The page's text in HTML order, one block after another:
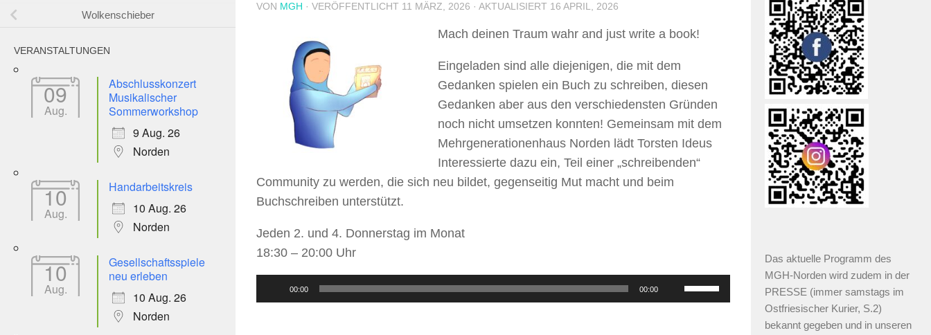
VON MGH · VERÖFFENTLICHT 11 MÄRZ, 2026 · AKTUALISIERT 16 APRIL, 2026
Mach deinen Traum wahr and just write a book!
Eingeladen sind alle diejenigen, die mit dem
Gedanken spielen ein Buch zu schreiben, diesen
Gedanken aber aus den verschiedensten Gründen
noch nicht umsetzen konnten! Gemeinsam mit dem
Mehrgenerationenhaus Norden lädt Torsten Ideus
Interessierte dazu ein, Teil einer „schreibenden“
Community zu werden, die sich neu bildet, gegenseitig Mut macht und beim
Buchschreiben unterstützt.
Jeden 2. und 4. Donnerstag im Monat
18:30 – 20:00 Uhr
Audio-
Player
00:00 00:00
Pfeiltasten
Hoch/Runter
Wolkenschieber
VERANSTALTUNGEN
09
Aug.
Abschlusskonzert
Musikalischer
Sommerworkshop
9 Aug. 26
Norden
10
Aug.
Handarbeitskreis
10 Aug. 26
Norden
10
Aug.
Gesellschaftsspiele
neu erleben
10 Aug. 26
Norden
Das aktuelle Programm des
MGH-Norden wird zudem in der
PRESSE (immer samstags im
Ostfriesischer Kurier, S.2)
bekannt gegeben und in unseren